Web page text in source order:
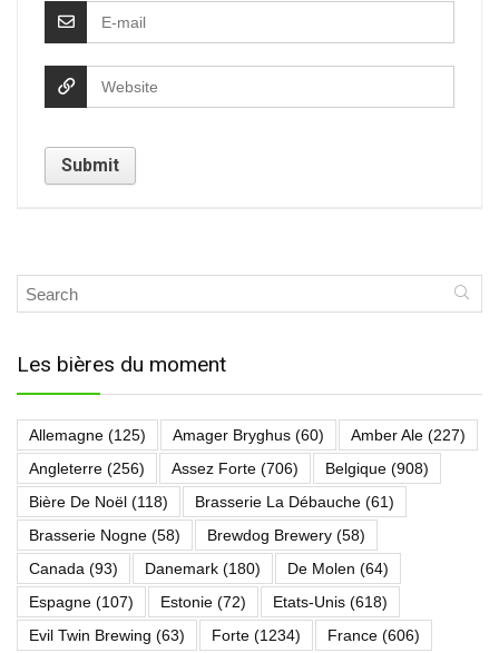
Les bières du moment
Allemagne (125) Amager Bryghus (60) Amber Ale (227)
Angleterre (256) Assez Forte (706) Belgique (908)
Bière De Noël (118) Brasserie La Débauche (61)
Brasserie Nogne (58) Brewdog Brewery (58)
Canada (93) Danemark (180) De Molen (64)
Espagne (107) Estonie (72) Etats-Unis (618)
Evil Twin Brewing (63) Forte (1234) France (606)